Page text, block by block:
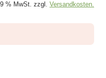
% MwSt. zzgl. Versandkosten.